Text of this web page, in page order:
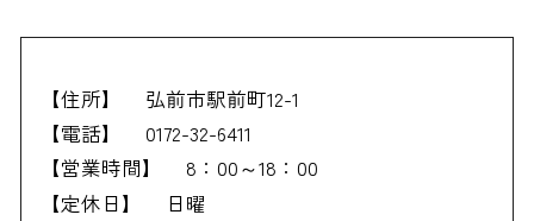
【住所】
弘前市駅前町12-1
【電話】
0172-32-6411
【営業時間】
8：00～18：00
【定休日】
日曜